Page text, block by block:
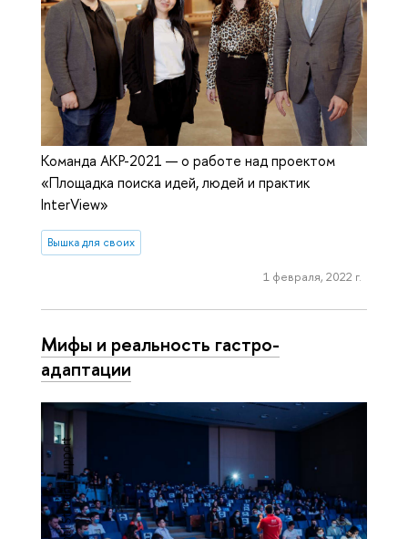
Команда АКР-2021 — о работе над проектом
«Площадка поиска идей, людей и практик
InterView»
Вышка для своих
1 февраля, 2022 г.
Мифы и реальность гастро-
адаптации